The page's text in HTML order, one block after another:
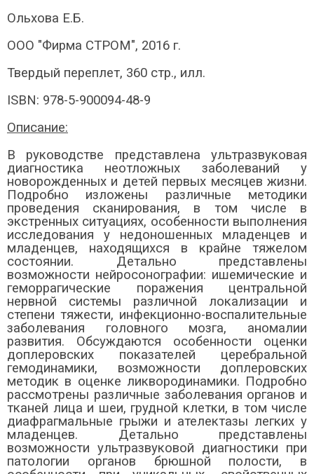
Ольхова Е.Б.
ООО "Фирма СТРОМ", 2016 г.
Твердый переплет, 360 стр., илл.
ISBN: 978-5-900094-48-9
Описание:
В руководстве представлена ультразвуковая
диагностика неотложных заболеваний у
новорожденных и детей первых месяцев жизни.
Подробно изложены различные методики
проведения сканирования, в том числе в
экстренных ситуациях, особенности выполнения
исследования у недоношенных младенцев и
младенцев, находящихся в крайне тяжелом
состоянии. Детально представлены
возможности нейросонографии: ишемические и
геморрагические поражения центральной
нервной системы различной локализации и
степени тяжести, инфекционно-воспалительные
заболевания головного мозга, аномалии
развития. Обсуждаются особенности оценки
доплеровских показателей церебральной
гемодинамики, возможности доплеровских
методик в оценке ликвородинамики. Подробно
рассмотрены различные заболевания органов и
тканей лица и шеи, грудной клетки, в том числе
диафрагмальные грыжи и ателектазы легких у
младенцев. Детально представлены
возможности ультразвуковой диагностики при
патологии органов брюшной полости, в